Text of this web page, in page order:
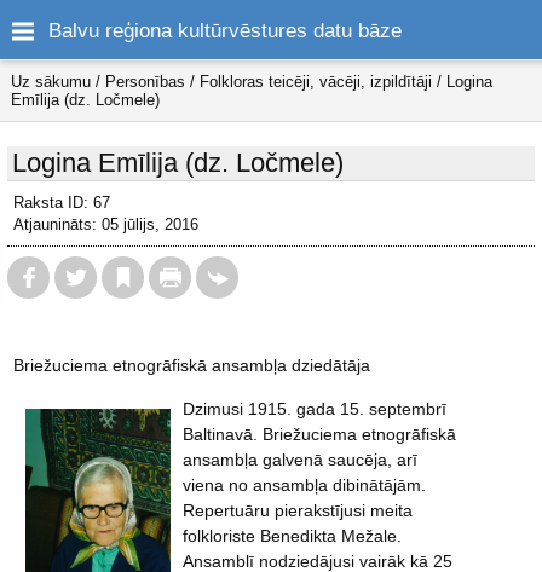
Balvu reģiona kultūrvēstures datu bāze
Uz sākumu / Personības / Folkloras teicēji, vācēji, izpildītāji / Logina
Emīlija (dz. Ločmele)
Logina Emīlija (dz. Ločmele)
Raksta ID: 67
Atjaunināts: 05 jūlijs, 2016
Briežuciema etnogrāfiskā ansambļa dziedātāja
Dzimusi 1915. gada 15. septembrī
Baltinavā. Briežuciema etnogrāfiskā
ansambļa galvenā saucēja, arī
viena no ansambļa dibinātājām.
Repertuāru pierakstījusi meita
folkloriste Benedikta Mežale.
Ansamblī nodziedājusi vairāk kā 25